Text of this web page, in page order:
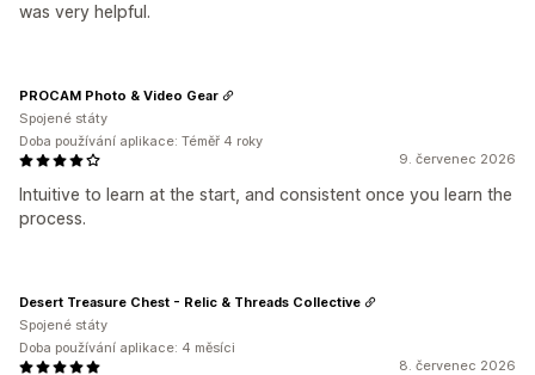
was very helpful.
9. červenec 2026
Intuitive to learn at the start, and consistent once you learn the
process.
PROCAM Photo & Video Gear
Spojené státy
Doba používání aplikace: Téměř 4 roky
8. červenec 2026
Desert Treasure Chest - Relic & Threads Collective
Spojené státy
Doba používání aplikace: 4 měsíci